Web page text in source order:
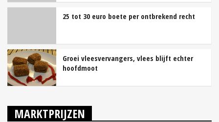
25 tot 30 euro boete per ontbrekend recht
Groei vleesvervangers, vlees blijft echter
hoofdmoot
MARKTPRIJZEN